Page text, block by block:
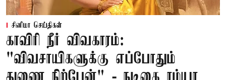
சினிமா செய்திகள்
காவிரி நீர் விவகாரம்:
"விவசாயிகளுக்கு எப்போதும்